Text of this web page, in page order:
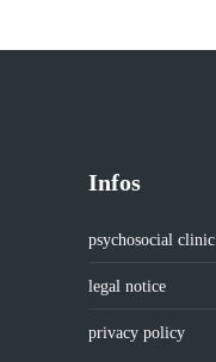
Infos
psychosocial clinic
legal notice
privacy policy